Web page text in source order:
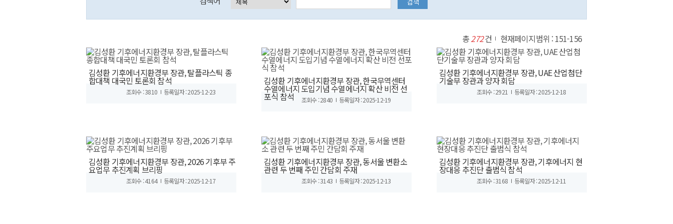
총272건 현재페이지범위 : 151-156
김성환 기후에너지환경부 장관, 탈플라스틱 종
합대책 대국민 토론회 참석
조회수 : 3810 등록일자 : 2025-12-23
김성환 기후에너지환경부 장관, 한국무역센터
수열에너지 도입기념 수열에너지 확산 비전 선
포식 참석 조회수 : 2840 등록일자 : 2025-12-19
김성환 기후에너지환경부 장관, UAE 산업첨단
기술부 장관과 양자 회담
조회수 : 2921 등록일자 : 2025-12-18
김성환 기후에너지환경부 장관, 2026 기후부 주
요업무 추진계획 브리핑
조회수 : 4164 등록일자 : 2025-12-17
김성환 기후에너지환경부 장관, 동서울 변환소
관련 두 번째 주민 간담회 주재
조회수 : 3143 등록일자 : 2025-12-13
김성환 기후에너지환경부 장관, 기후에너지 현
장대응 추진단 출범식 참석
조회수 : 3168 등록일자 : 2025-12-11